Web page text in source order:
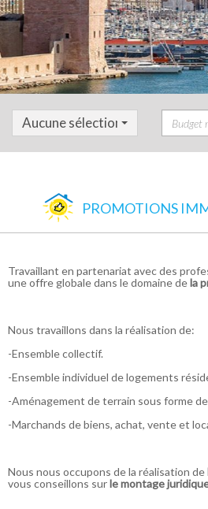
Aucune sélection Prix
PROMOTIONS
Travaillant en partenariat avec des
une offre globale dans le domaine dela
Nous travaillons dans la réalisation de:
-Ensemble collectif.
-Ensemble individuel de logements
-Aménagement de terrain sous forme
-Marchands de biens, achat, vente et
Nous nous occupons de la réalisation de
vous conseillons surle montage